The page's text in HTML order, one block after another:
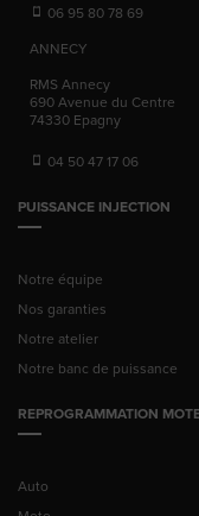
06 95 80 78 69
ANNECY
RMS Annecy
690 Avenue du Centre
74330 Epagny
04 50 47 17 06
PUISSANCE INJECTION
Notre équipe
Nos garanties
Notre atelier
Notre banc de puissance
REPROGRAMMATION
Auto